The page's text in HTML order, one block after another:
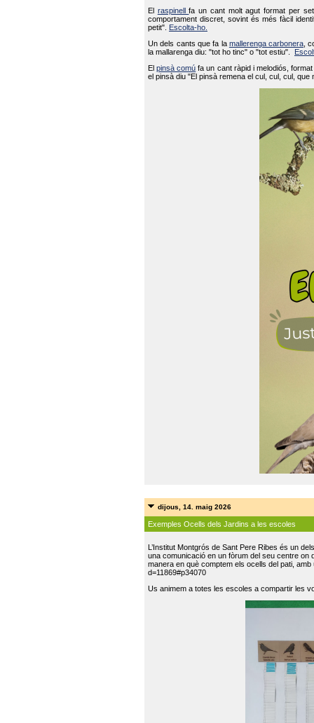
El raspinellfa un cant molt agut format per
comportament discret, sovint és més fàcil
petit".
Escolta-ho.
Un dels cants que fa la mallerenga carbonera ,
la mallarenga diu: "tot ho tinc" o "tot estiu".
Elpinsà comú fa un cant ràpid i melodiós,
el pinsà diu "El pinsà remena el cul, cul, cul,
dijous, 14. maig 2026
Exemples Ocells dels Jardins a les escoles
L’Institut Montgrós de Sant Pere Ribes és un
una comunicació en un fòrum del seu centre on
manera en què comptem els ocells del pati,
d=11869#p34070
Us animem a totes les escoles a compartir les